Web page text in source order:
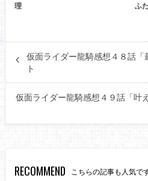
理
ふ
仮面ライダー龍騎感想４８話「
ト
仮面ライダー龍騎感想４９話「叶
RECOMMEND こちらの記事も人気です